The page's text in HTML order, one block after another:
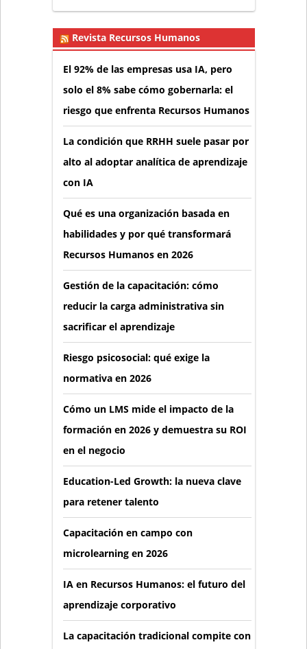
Revista Recursos Humanos
El 92% de las empresas usa IA, pero
solo el 8% sabe cómo gobernarla: el
riesgo que enfrenta Recursos Humanos
La condición que RRHH suele pasar por
alto al adoptar analítica de aprendizaje
con IA
Qué es una organización basada en
habilidades y por qué transformará
Recursos Humanos en 2026
Gestión de la capacitación: cómo
reducir la carga administrativa sin
sacrificar el aprendizaje
Riesgo psicosocial: qué exige la
normativa en 2026
Cómo un LMS mide el impacto de la
formación en 2026 y demuestra su ROI
en el negocio
Education-Led Growth: la nueva clave
para retener talento
Capacitación en campo con
microlearning en 2026
IA en Recursos Humanos: el futuro del
aprendizaje corporativo
La capacitación tradicional compite con